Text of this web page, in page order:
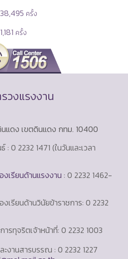
38,495 ครั้ง
1,181 ครั้ง
วงแรงงาน
แดง เขตดินแดง กทม. 10400
0 2232 1471 (ในวันและเวลา
เรียนด้านแรงงาน : 0 2232 1462-
เรียนด้านวินัยข้าราชการ: 0 2232
ารทุจริตเจ้าหน้าที่: 0 2232 1003
งานสารบรรณ : 0 2232 1227